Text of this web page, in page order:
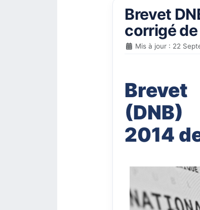
Brevet
corrigé
Mis à jour : 22
Brevet
(DNB)
2014